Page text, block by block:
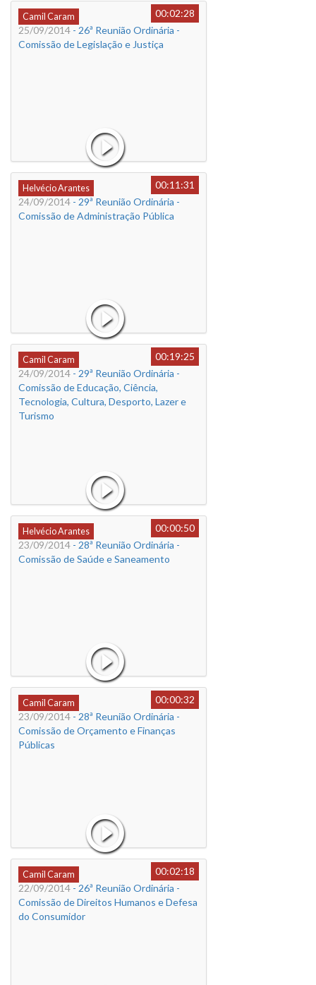
Camil Caram
00:02:28
25/09/2014 - 26ª Reunião Ordinária -
Comissão de Legislação e Justiça
Helvécio Arantes
00:11:31
24/09/2014 - 29ª Reunião Ordinária -
Comissão de Administração Pública
Camil Caram
00:19:25
24/09/2014 - 29ª Reunião Ordinária -
Comissão de Educação, Ciência,
Tecnologia, Cultura, Desporto, Lazer e
Turismo
Helvécio Arantes
00:00:50
23/09/2014 - 28ª Reunião Ordinária -
Comissão de Saúde e Saneamento
Camil Caram
00:00:32
23/09/2014 - 28ª Reunião Ordinária -
Comissão de Orçamento e Finanças
Públicas
Camil Caram
00:02:18
22/09/2014 - 26ª Reunião Ordinária -
Comissão de Direitos Humanos e Defesa
do Consumidor